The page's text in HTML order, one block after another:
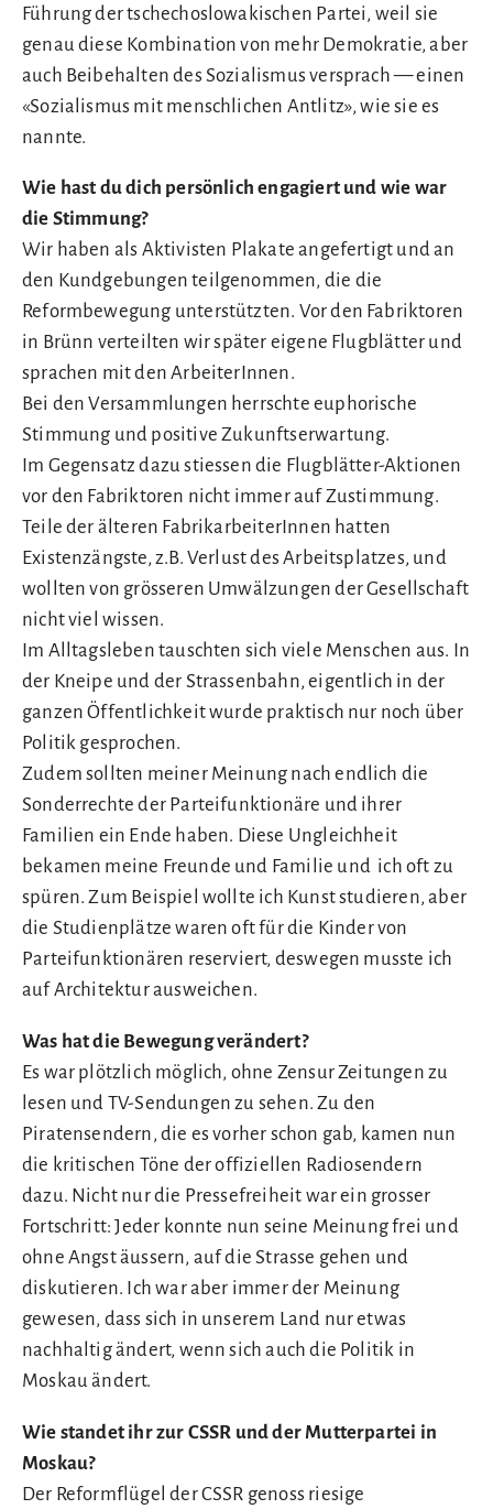
Führung der tschechoslowakischen Partei, weil sie
genau diese Kombination von mehr Demokratie, aber
auch Beibehalten des Sozialismus versprach — einen
«Sozialismus mit menschlichen Antlitz», wie sie es
nannte.
Wie hast du dich persönlich engagiert und wie war
die Stimmung?
Wir haben als Aktivisten Plakate angefertigt und an
den Kundgebungen teilgenommen, die die
Reformbewegung unterstützten. Vor den Fabriktoren
in Brünn verteilten wir später eigene Flugblätter und
sprachen mit den ArbeiterInnen.
Bei den Versammlungen herrschte euphorische
Stimmung und positive Zukunftserwartung.
Im Gegensatz dazu stiessen die Flugblätter-Aktionen
vor den Fabriktoren nicht immer auf Zustimmung.
Teile der älteren FabrikarbeiterInnen hatten
Existenzängste, z.B. Verlust des Arbeitsplatzes, und
wollten von grösseren Umwälzungen der Gesellschaft
nicht viel wissen.
Im Alltagsleben tauschten sich viele Menschen aus. In
der Kneipe und der Strassenbahn, eigentlich in der
ganzen Öffentlichkeit wurde praktisch nur noch über
Politik gesprochen.
Zudem sollten meiner Meinung nach endlich die
Sonderrechte der Parteifunktionäre und ihrer
Familien ein Ende haben. Diese Ungleichheit
bekamen meine Freunde und Familie und ich oft zu
spüren. Zum Beispiel wollte ich Kunst studieren, aber
die Studienplätze waren oft für die Kinder von
Parteifunktionären reserviert, deswegen musste ich
auf Architektur ausweichen.
Was hat die Bewegung verändert?
Es war plötzlich möglich, ohne Zensur Zeitungen zu
lesen und TV-Sendungen zu sehen. Zu den
Piratensendern, die es vorher schon gab, kamen nun
die kritischen Töne der offiziellen Radiosendern
dazu. Nicht nur die Pressefreiheit war ein grosser
Fortschritt: Jeder konnte nun seine Meinung frei und
ohne Angst äussern, auf die Strasse gehen und
diskutieren. Ich war aber immer der Meinung
gewesen, dass sich in unserem Land nur etwas
nachhaltig ändert, wenn sich auch die Politik in
Moskau ändert.
Wie standet ihr zur CSSR und der Mutterpartei in
Moskau?
Der Reformflügel der CSSR genoss riesige